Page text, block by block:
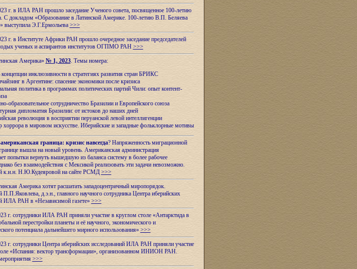
г. в ИЛА РАН прошло заседание Ученого совета, посвященное 100-летию
С докладом «Образование в Латинской Америке. 100-летию В.П. Беляева
выступила Э.Г.Ермольева >>>
г. в Институте Африки РАН прошло очередное заседание председателей
ученых и аспирантов институтов ОГПМО РАН >>>
Америка» № 1, 2023. Темы номера:
концепции инклюзивности в стратегиях развития стран БРИКС
в Аргентине: спасение экономики после кризиса
политика в программах политических партий Чили: опыт контент-
образовательное сотрудничество Бразилии и Европейского союза
дипломатия Бразилии: от истоков до наших дней
революция в восприятии перуанской левой интеллигенции
хоррора в мировом искусстве. Иберийские и западные фольклорные мотивы
граница: кризис навсегда? Напряженность миграционной
вышла на новый уровень. Американская администрация
попытки вернуть вышедшую из баланса систему в более рабочее
без взаимодействия с Мексикой реализовать эти задачи невозможно.
к.и.н. Н.Ю.Кудеяровой на сайте РСМД >>>
Америка хотят расшатать западоцентричный миропорядок.
П.П.Яковлева, д.э.н., главного научного сотрудника Центра иберийских
ИЛА РАН в «Независимой газете» >>>
г. сотрудники ИЛА РАН приняли участие в круглом столе «Антарктида в
перестройки планеты и её научного, экономического и
потенциала дальнейшего мирного использования» >>>
г. сотрудники Центра иберийских исследований ИЛА РАН приняли участие
«Испания: вектор трансформации», организованном ИНИОН РАН.
>>>